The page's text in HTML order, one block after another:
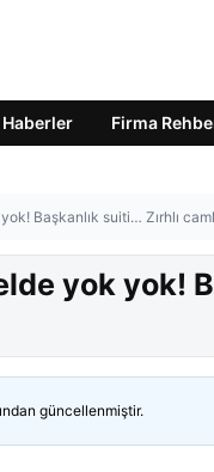
Firma
Başkanlık suiti… Zırhlı
yok yok!
güncellenmiştir.